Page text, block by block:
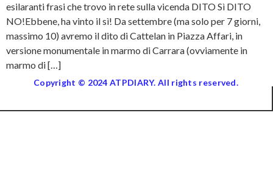
esilaranti frasi che trovo in rete sulla vicenda DITO Sì DITO
NO!Ebbene, ha vinto il sì! Da settembre (ma solo per 7 giorni,
massimo 10) avremo il dito di Cattelan in Piazza Affari, in
versione monumentale in marmo di Carrara (ovviamente in
marmo di […]
Copyright © 2024 ATPDIARY. All rights reserved.